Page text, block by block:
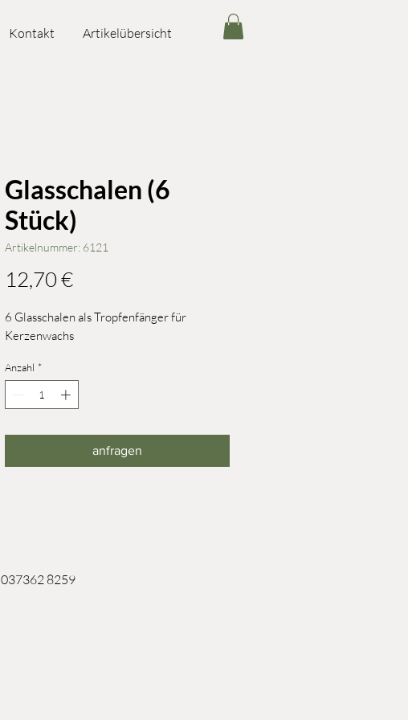
Kontakt Artikelübersicht
Glasschalen (6
Stück)
Artikelnummer: 6121
12,70 €Preis
6 Glasschalen als Tropfenfänger für
Kerzenwachs
Anzahl *
anfragen
037362 8259